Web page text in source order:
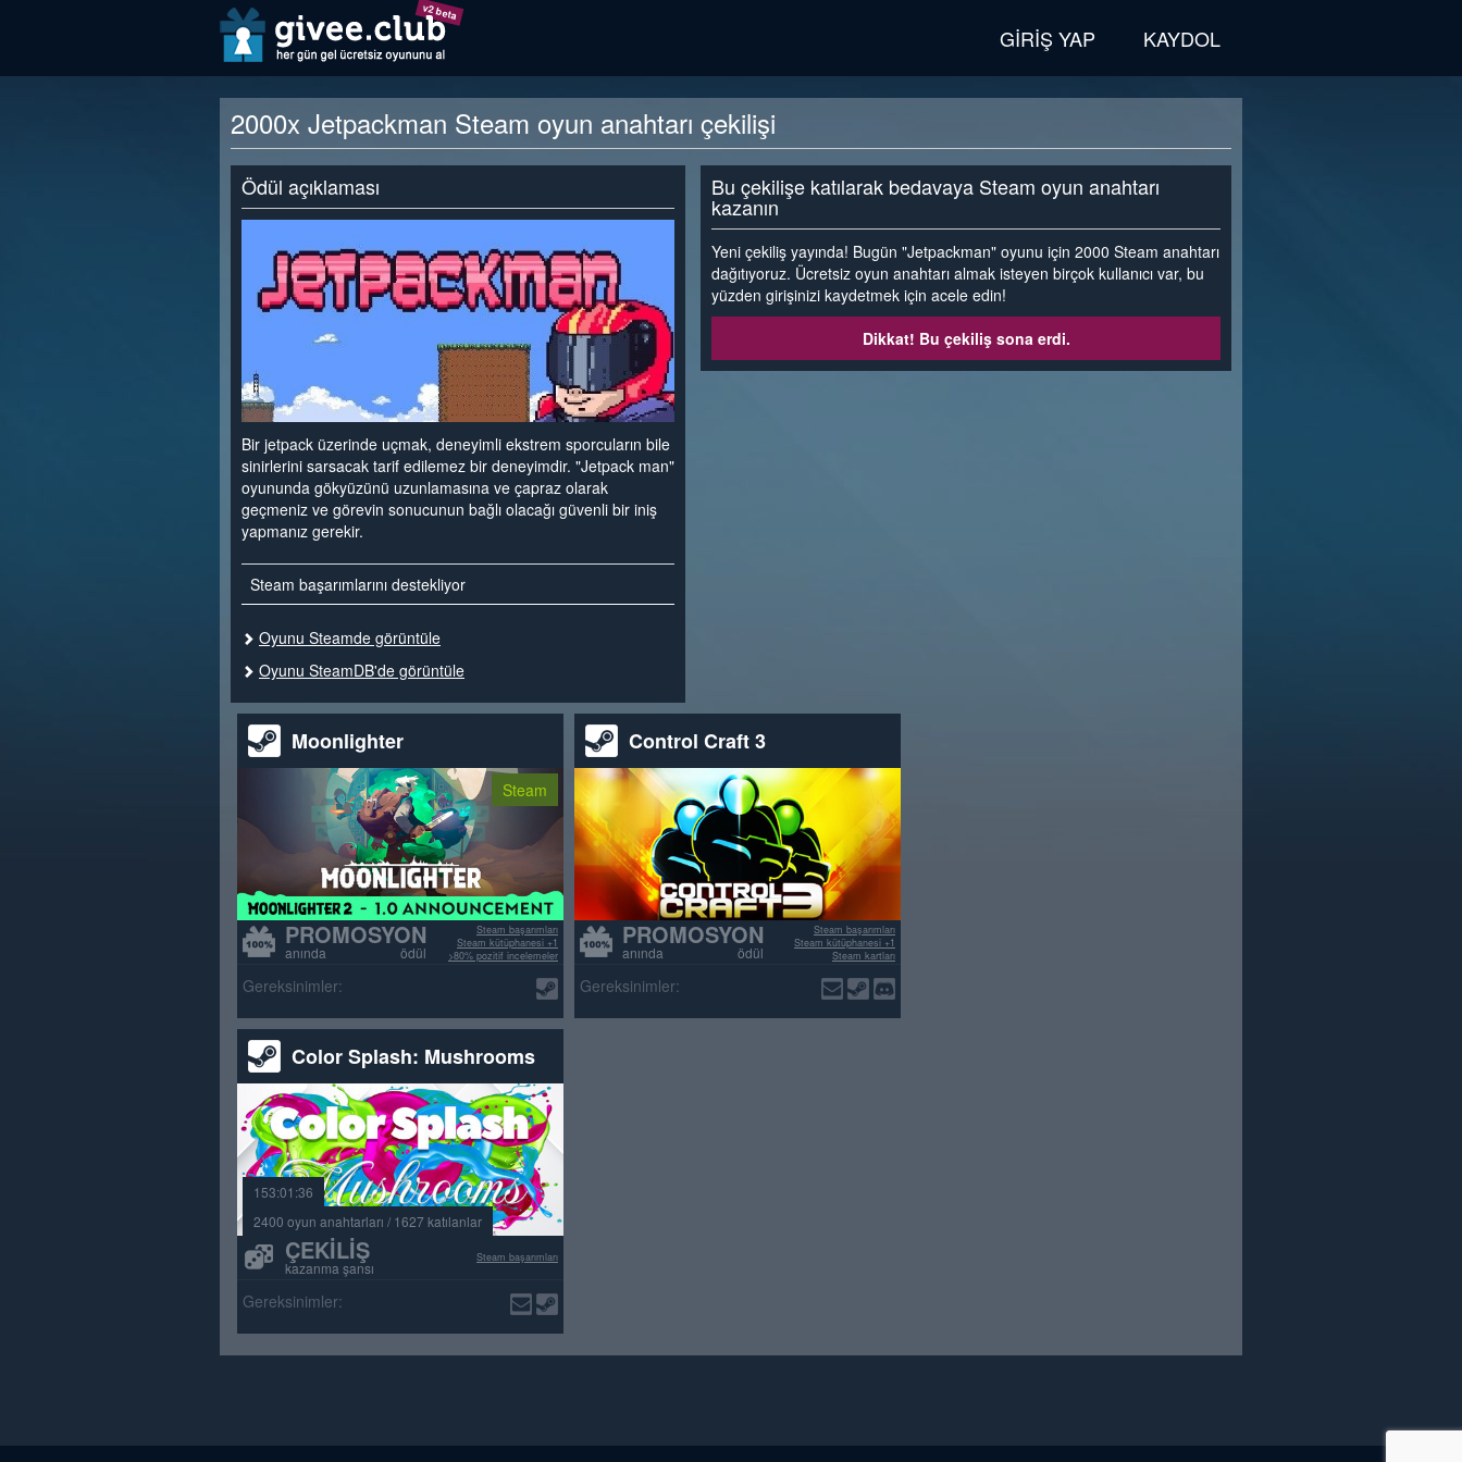
v2 beta
GIRIŞ YAP KAYDOL
2000x Jetpackman Steam oyun anahtarı çekilişi
Ödül açıklaması
Bir jetpack üzerinde uçmak, deneyimli ekstrem sporcuların bile
sinirlerini sarsacak tarif edilemez bir deneyimdir. "Jetpack man"
oyununda gökyüzünü uzunlamasına ve çapraz olarak
geçmeniz ve görevin sonucunun bağlı olacağı güvenli bir iniş
yapmanız gerekir.
Steam başarımlarını destekliyor
Oyunu Steamde görüntüle
Oyunu SteamDB'de görüntüle
Bu çekilişe katılarak bedavaya Steam oyun anahtarı
kazanın
Yeni çekiliş yayında! Bugün "Jetpackman" oyunu için 2000 Steam anahtarı
dağıtıyoruz. Ücretsiz oyun anahtarı almak isteyen birçok kullanıcı var, bu
yüzden girişinizi kaydetmek için acele edin!
Dikkat! Bu çekiliş sona erdi.
Moonlighter
Steam
PROMOSYON
anında ödül
Steam başarımları
Steam kütüphanesi +1
>80% pozitif incelemeler
Gereksinimler:
Control Craft 3
PROMOSYON
anında ödül
Steam başarımları
Steam kütüphanesi +1
Steam kartları
Gereksinimler:
Color Splash: Mushrooms
153:01:36
2400 oyun anahtarları / 1627 katılanlar
ÇEKILIŞ
kazanma şansı
Steam başarımları
Gereksinimler: